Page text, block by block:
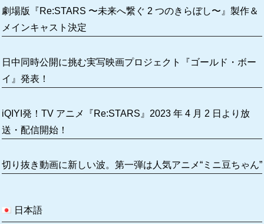
劇場版『Re:STARS 〜未来へ繋ぐ 2 つのきらぼし〜』製作＆
メインキャスト決定
日中同時公開に挑む実写映画プロジェクト『ゴールド・ボー
イ』発表！
iQIYI発！TV アニメ『Re:STARS』2023 年 4 月 2 日より放
送・配信開始！
切り抜き動画に新しい波。第一弾は人気アニメ“ミニ豆ちゃん”
日本語